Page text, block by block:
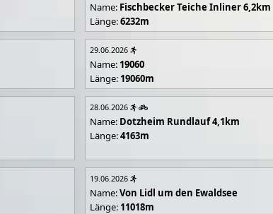
Name: Fischbecker Teiche Inliner 6,2km
Länge:6232m
29.06.2026
Name: 19060
Länge: 19060m
28.06.2026
Name: Dotzheim Rundlauf 4,1km
Länge:4163m
19.06.2026
Name:Von Lidl um den Ewaldsee
Länge: 11018m